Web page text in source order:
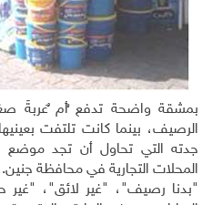
بمشقة واضحة تدفع ُأم ٌعربةَ
الرصيف، بينما كانت تلتفت
جدته التي تحاول أن تجد
المحلات التجارية في محافظة جنين.
"بدنا رصيف"، "غير لائق"، "غير